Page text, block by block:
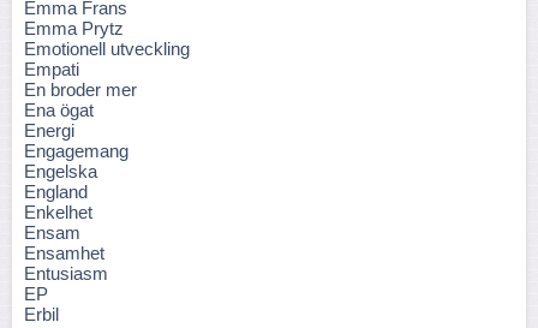
Emma Frans
Emma Prytz
Emotionell utveckling
Empati
En broder mer
Ena ögat
Energi
Engagemang
Engelska
England
Enkelhet
Ensam
Ensamhet
Entusiasm
EP
Erbil